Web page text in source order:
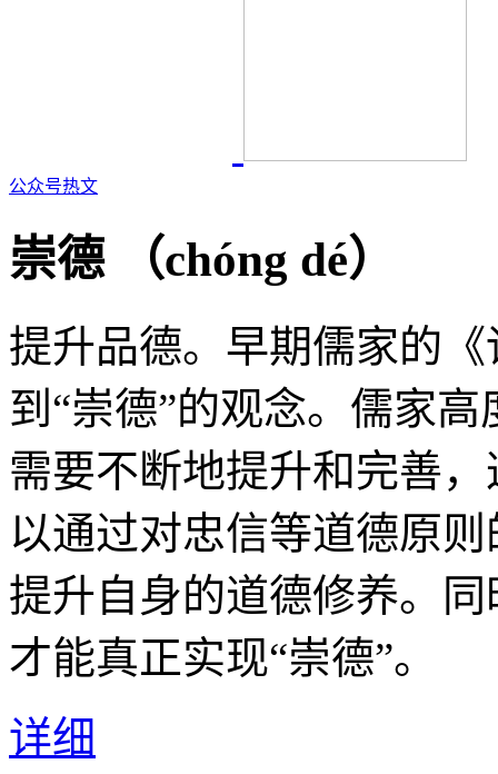
公众号热文
崇德 （chóng dé）
提升品德。早期儒家的
到“崇德”的观念。儒家
需要不断地提升和完善
以通过对忠信等道德原
提升自身的道德修养。
才能真正实现“崇德”。
详细